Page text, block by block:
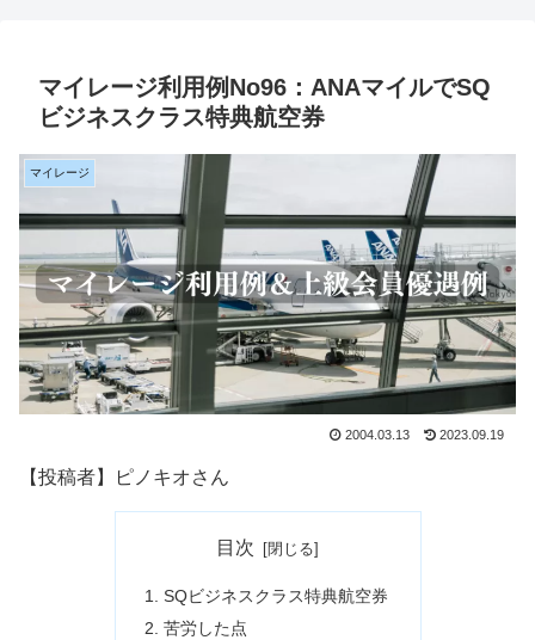
マイレージ利用例No96：ANAマイルでSQ
ビジネスクラス特典航空券
マイレージ
2004.03.13 2023.09.19
【投稿者】ピノキオさん
目次
SQビジネスクラス特典航空券
苦労した点